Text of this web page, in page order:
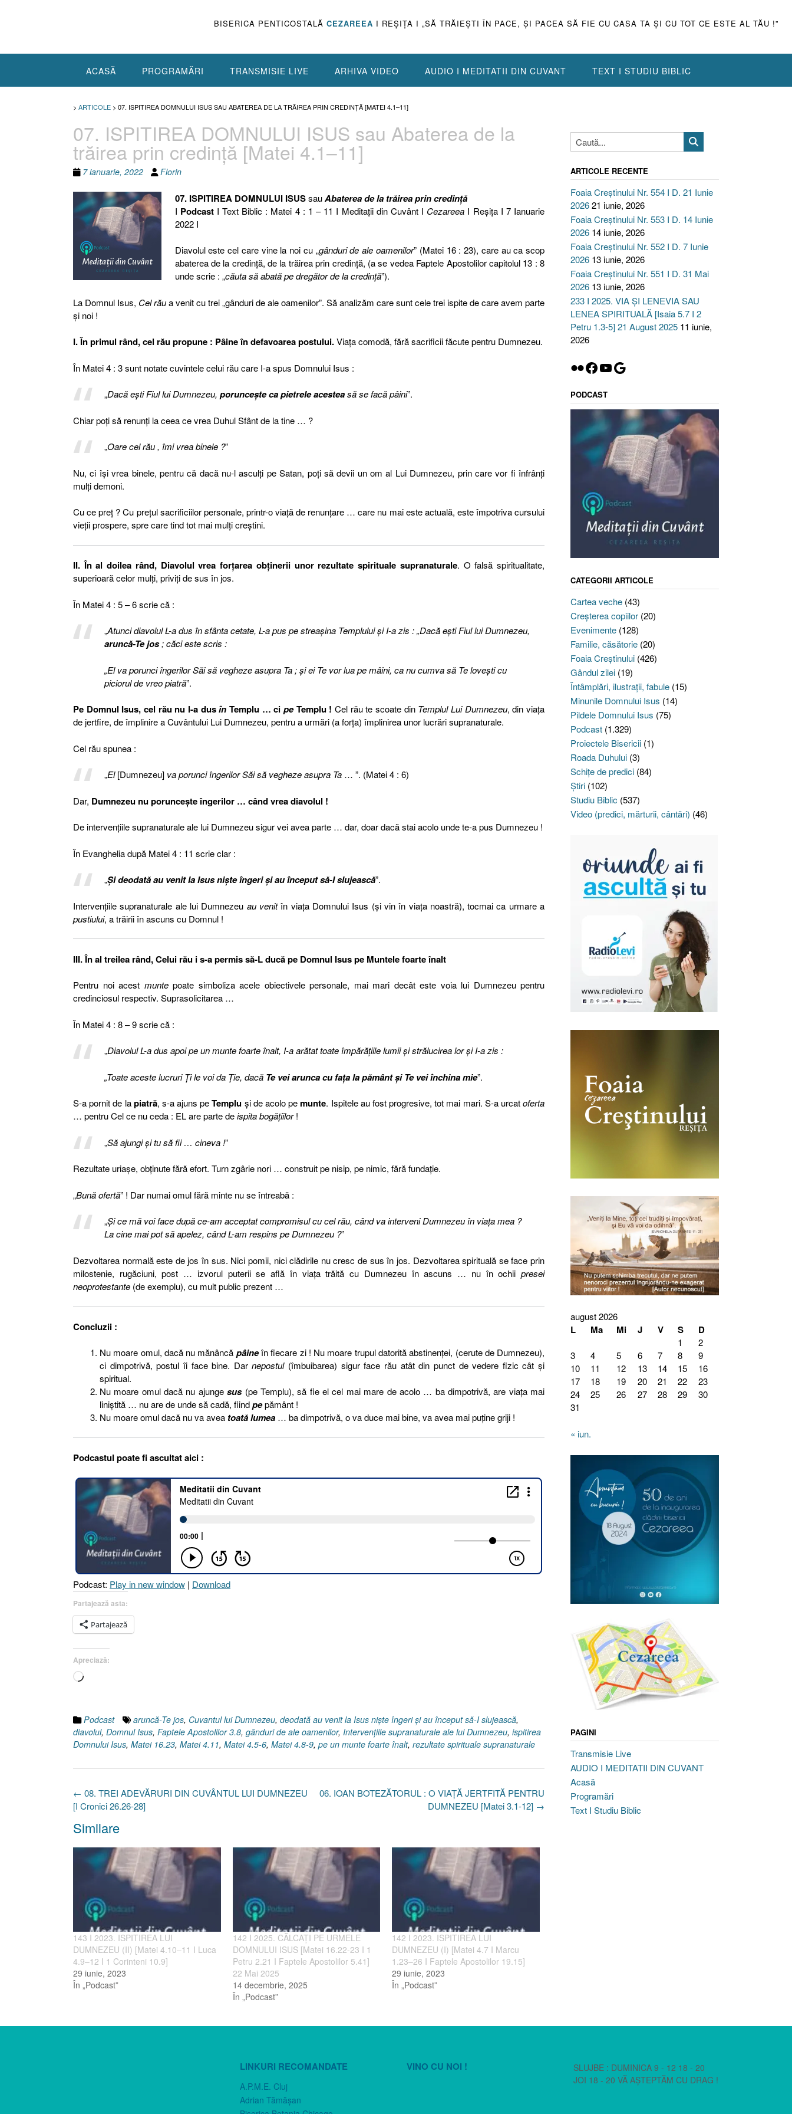
BISERICA PENTICOSTALĂ CEZAREEA I REŞIŢA I „SĂ TRĂIEŞTI ÎN PACE, ŞI PACEA SĂ FIE CU CASA TA ŞI CU TOT CE ESTE AL TĂU !”
ACASĂ PROGRAMĂRI TRANSMISIE LIVE ARHIVA VIDEO AUDIO I MEDITATII DIN CUVANT TEXT I STUDIU BIBLIC
> ARTICOLE > 07. ISPITIREA DOMNULUI ISUS SAU ABATEREA DE LA TRĂIREA PRIN CREDINŢĂ [MATEI 4.1–11]
07. ISPITIREA DOMNULUI ISUS sau Abaterea de la
trăirea prin credinţă [Matei 4.1–11]
7 ianuarie, 2022 Florin
07. ISPITIREA DOMNULUI ISUSsauAbaterea de la trăirea prin credinţă
I PodcastI Text Biblic : Matei 4 : 1 – 11 I Meditaţii din Cuvânt I Cezareea I Reşiţa I 7 Ianuarie
2022 I
Diavolul este cel care vine la noi cu „gânduri de ale oamenilor” (Matei 16 : 23), care au ca scop
abaterea de la credinţă, de la trăirea prin credinţă, (a se vedea Faptele Apostolilor capitolul 13 : 8
unde scrie : „căuta să abată pe dregător de la credinţă”).
La Domnul Isus, Cel răua venit cu trei „gânduri de ale oamenilor”. Să analizăm care sunt cele trei ispite de care avem parte
şi noi !
I. În primul rând, cel rău propune : Pâine în defavoarea postului.Viaţa comodă, fără sacrificii făcute pentru Dumnezeu.
În Matei 4 : 3 sunt notate cuvintele celui rău care I-a spus Domnului Isus :
„Dacă eşti Fiul lui Dumnezeu, porunceşte ca pietrele acesteasă se facă pâini”.
Chiar poţi să renunţi la ceea ce vrea Duhul Sfânt de la tine … ?
„Oare cel rău , îmi vrea binele ?”
Nu, ci îşi vrea binele, pentru că dacă nu-l asculţi pe Satan, poţi să devii un om al Lui Dumnezeu, prin care vor fi înfrânţi
mulţi demoni.
Cu ce preţ ? Cu preţul sacrificiilor personale, printr-o viaţă de renunţare … care nu mai este actuală, este împotriva cursului
vieţii prospere, spre care tind tot mai mulţi creştini.
II. În al doilea rând, Diavolul vrea forţarea obţinerii unor rezultate spirituale supranaturale. O falsă spiritualitate,
superioară celor mulţi, priviţi de sus în jos.
În Matei 4 : 5 – 6 scrie că :
„Atunci diavolul L-a dus în sfânta cetate, L-a pus pe streaşina Templului şi I-a zis : „Dacă eşti Fiul lui Dumnezeu,
aruncă-Te jos; căci este scris :
„El va porunci îngerilor Săi să vegheze asupra Ta ; şi ei Te vor lua pe mâini, ca nu cumva să Te loveşti cu
piciorul de vreo piatră”.
Pe Domnul Isus, cel rău nu l-a dusîn Templu … cipeTemplu ! Cel rău te scoate din Templul Lui Dumnezeu, din viaţa
de jertfire, de împlinire a Cuvântului Lui Dumnezeu, pentru a urmări (a forţa) împlinirea unor lucrări supranaturale.
Cel rău spunea :
„El[Dumnezeu] va porunci îngerilor Săi să vegheze asupra Ta… ”. (Matei 4 : 6)
Dar, Dumnezeu nu porunceşte îngerilor … când vrea diavolul !
De intervenţiile supranaturale ale lui Dumnezeu sigur vei avea parte … dar, doar dacă stai acolo unde te-a pus Dumnezeu !
În Evanghelia după Matei 4 : 11 scrie clar :
„Şi deodată au venit la Isus nişte îngeri şi au început să-I slujească”.
Intervenţiile supranaturale ale lui Dumnezeu au venitîn viaţa Domnului Isus (şi vin în viaţa noastră), tocmai ca urmare a
pustiului, a trăirii în ascuns cu Domnul !
III. În al treilea rând, Celui rău i s-a permis să-L ducă pe Domnul Isus pe Muntele foarte înalt
Pentru noi acest muntepoate simboliza acele obiectivele personale, mai mari decât este voia lui Dumnezeu pentru
credinciosul respectiv. Suprasolicitarea …
În Matei 4 : 8 – 9 scrie că :
„Diavolul L-a dus apoi pe un munte foarte înalt, I-a arătat toate împărăţiile lumii şi strălucirea lor şi I-a zis :
„Toate aceste lucruri Ţi le voi da Ţie, dacă Te vei arunca cu faţa la pământ şi Te vei închina mie”.
S-a pornit de lapiatră, s-a ajuns peTemplu şi de acolo pemunte. Ispitele au fost progresive, tot mai mari. S-a urcatoferta
… pentru Cel ce nu ceda : EL are parte deispita bogăţiilor!
„Să ajungi şi tu să fii … cineva !”
Rezultate uriaşe, obţinute fără efort. Turn zgârie nori … construit pe nisip, pe nimic, fără fundaţie.
„Bună ofertă” ! Dar numai omul fără minte nu se întreabă :
„Şi ce mă voi face după ce-am acceptat compromisul cu cel rău, când va interveni Dumnezeu în viaţa mea ?
La cine mai pot să apelez, când L-am respins pe Dumnezeu ?”
Dezvoltarea normală este de jos în sus. Nici pomii, nici clădirile nu cresc de sus în jos. Dezvoltarea spirituală se face prin
milostenie, rugăciuni, post … izvorul puterii se află în viaţa trăită cu Dumnezeu în ascuns … nu în ochiipresei
neoprotestante (de exemplu), cu mult public prezent …
Concluzii :
Nu moare omul, dacă nu mănâncă pâine în fiecare zi ! Nu moare trupul datorită abstinenţei, (cerute de Dumnezeu),
ci dimpotrivă, postul îi face bine. Darnepostul(îmbuibarea) sigur face rău atât din punct de vedere fizic cât şi
spiritual.
Nu moare omul dacă nu ajungesus (pe Templu), să fie el cel mai mare de acolo … ba dimpotrivă, are viaţa mai
liniştită … nu are de unde să cadă, fiindpepământ !
Nu moare omul dacă nu va avea toată lumea … ba dimpotrivă, o va duce mai bine, va avea mai puţine griji !
Podcastul poate fi ascultat aici :
Podcast: Play in new window | Download
Partajează asta:
Partajează
Apreciază:
Încarc...
Podcast aruncă-Te jos, Cuvantul lui Dumnezeu, deodată au venit la Isus nişte îngeri şi au început să-I slujească,
diavolul, Domnul Isus, Faptele Apostolilor 3.8, gânduri de ale oamenilor, Intervenţiile supranaturale ale lui Dumnezeu, ispitirea
Domnului Isus, Matei 16.23, Matei 4.11, Matei 4.5-6, Matei 4.8-9, pe un munte foarte înalt, rezultate spirituale supranaturale
Post
navigation
06. IOAN BOTEZĂTORUL : O VIAŢĂ JERTFITĂ PENTRU
DUMNEZEU [Matei 3.1-12] →
← 08. TREI ADEVĂRURI DIN CUVÂNTUL LUI DUMNEZEU
[I Cronici 26.26-28]
Similare
143 I 2023. ISPITIREA LUI
DUMNEZEU (II) [Matei 4.10–11 I Luca
4.9–12 I 1 Corinteni 10.9]
29 iunie, 2023
În „Podcast”
142 I 2025. CĂLCAȚI PE URMELE
DOMNULUI ISUS [Matei 16.22-23 I 1
Petru 2.21 I Faptele Apostolilor 5.41]
22 Mai 2025
14 decembrie, 2025
În „Podcast”
142 I 2023. ISPITIREA LUI
DUMNEZEU (I) [Matei 4.7 I Marcu
1.23–26 I Faptele Apostolilor 19.15]
29 iunie, 2023
În „Podcast”
ARTICOLE RECENTE
Foaia Creștinului Nr. 554 I D. 21 Iunie
202621 iunie, 2026
Foaia Creștinului Nr. 553 I D. 14 Iunie
2026 14 iunie, 2026
Foaia Creștinului Nr. 552 I D. 7 Iunie
2026 13 iunie, 2026
Foaia Creștinului Nr. 551 I D. 31 Mai
2026 13 iunie, 2026
233 I 2025. VIA ȘI LENEVIA SAU
LENEA SPIRITUALĂ [Isaia 5.7 I 2
Petru 1.3-5] 21 August 2025 11 iunie,
2026
Flickr
Facebook
YouTube
Google
PODCAST
CATEGORII ARTICOLE
Cartea veche(43)
Creşterea copiilor(20)
Evenimente(128)
Familie, căsătorie(20)
Foaia Creştinului(426)
Gândul zilei(19)
Întâmplări, ilustraţii, fabule(15)
Minunile Domnului Isus (14)
Pildele Domnului Isus (75)
Podcast(1.329)
Proiectele Bisericii(1)
Roada Duhului(3)
Schiţe de predici(84)
Ştiri(102)
Studiu Biblic (537)
Video (predici, mărturii, cântări) (46)
august 2026
L Ma Mi J V S D
1
2
3
4 5 6 7 8
9
10
11 12 13 14 15
16
17
18 19 20 21 22
23
24
25 26 27 28 29
30
31
« iun.
PAGINI
Transmisie Live
AUDIO I MEDITATII DIN CUVANT
Acasă
Programări
Text I Studiu Biblic
LINKURI RECOMANDATE
A.P.M.E. Cluj
Adrian Tămăşan
VINO CU NOI !
SLUJBE : DUMINICA 9 - 12 18 - 20
JOI 18 - 20 VĂ AȘTEPTĂM CU DRAG !